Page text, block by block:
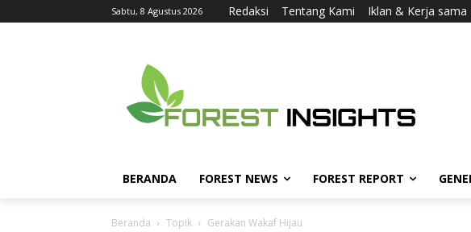
Sabtu, 8 Agustus 2026 Redaksi Tentang Kami Iklan & Kerja sama
BERANDA FOREST NEWS FOREST REPORT
Beranda Topik Gerakan Wakaf Hijau